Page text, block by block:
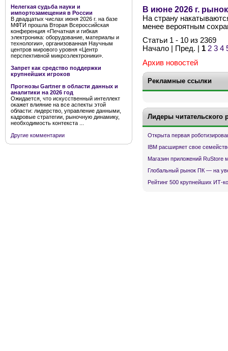
Нелегкая судьба науки и
импортозамещения в России
В двадцатых числах июня 2026 г. на базе
МФТИ прошла Вторая Всероссийская
конференция «Печатная и гибкая
электроника: оборудование, материалы и
технологии», организованная Научным
центров мирового уровня «Центр
перспективной микроэлектроники».
Запрет как средство поддержки
крупнейших игроков
Прогнозы Gartner в области данных и
аналитики на 2026 год
Ожидается, что искусственный интеллект
окажет влияние на все аспекты этой
области: лидерство, управление данными,
кадровые стратегии, рыночную динамику,
необходимость контекста ...
Другие комментарии
В июне 2026 г.
На страну
менее вероятным
Статьи 1 - 10 из 2369
Начало | Пред. | 1 2 3 4
Архив новостей
Рекламные ссылки
Лидеры читательского
Открыта первая
IBM расширяет свое
Магазин приложений RuStore
Глобальный рынок ПК — на
Рейтинг 500 крупнейших ИТ-